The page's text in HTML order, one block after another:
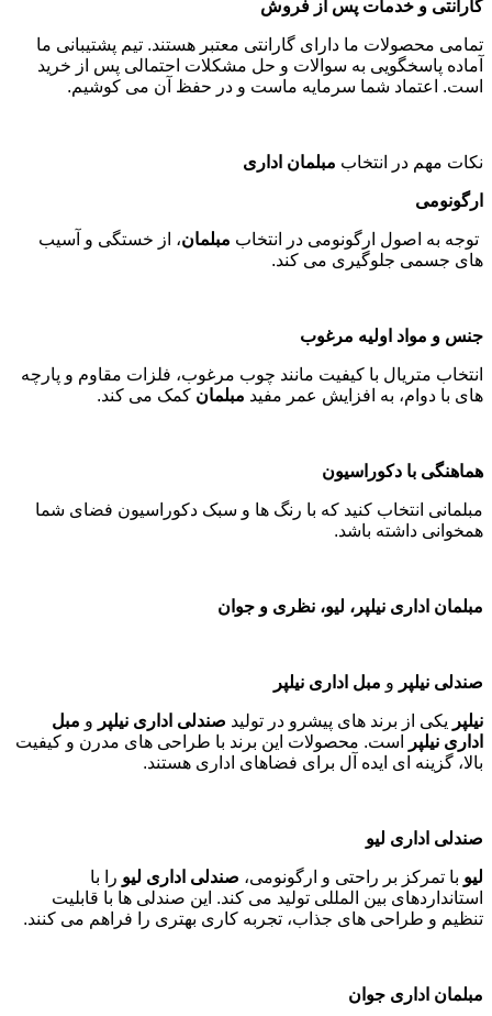
گارانتی و خدمات پس از فروش
تمامی محصولات ما دارای گارانتی معتبر هستند. تیم پشتیبانی ما
آماده پاسخگویی به سوالات و حل مشکلات احتمالی پس از خرید
است. اعتماد شما سرمایه ماست و در حفظ آن می کوشیم.
نکات مهم در انتخاب مبلمان اداری
ارگونومی
توجه به اصول ارگونومی در انتخاب مبلمان، از خستگی و آسیب
های جسمی جلوگیری می کند.
جنس و مواد اولیه مرغوب
انتخاب متریال با کیفیت مانند چوب مرغوب، فلزات مقاوم و پارچه
های با دوام، به افزایش عمر مفید مبلمان کمک می کند.
هماهنگی با دکوراسیون
مبلمانی انتخاب کنید که با رنگ ها و سبک دکوراسیون فضای شما
همخوانی داشته باشد.
مبلمان اداری نیلپر، لیو، نظری و جوان
صندلی نیلپر و مبل اداری نیلپر
نیلپر یکی از برند های پیشرو در تولید صندلی اداری نیلپر و مبل
اداری نیلپر
است. محصولات این برند با طراحی های مدرن و کیفیت
بالا، گزینه ای ایده آل برای فضاهای اداری هستند.
صندلی اداری لیو
لیو با تمرکز بر راحتی و ارگونومی، صندلی اداری لیو را با
استانداردهای بین المللی تولید می کند. این صندلی ها با قابلیت
تنظیم و طراحی های جذاب، تجربه کاری بهتری را فراهم می کنند.
مبلمان اداری جوان